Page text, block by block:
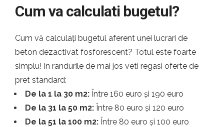
Cum va calculati bugetul?
Cum vă calculați bugetul aferent unei lucrari de
beton dezactivat fosforescent? Totul este foarte
simplu! In randurile de mai jos veti regasi oferte de
pret standard:
De la 1 la 30 m2: Între 160 euro și 190 euro
De la 31 la 50 m2: Între 80 euro și 120 euro
De la 51 la 100 m2: Între 80 euro și 100 euro